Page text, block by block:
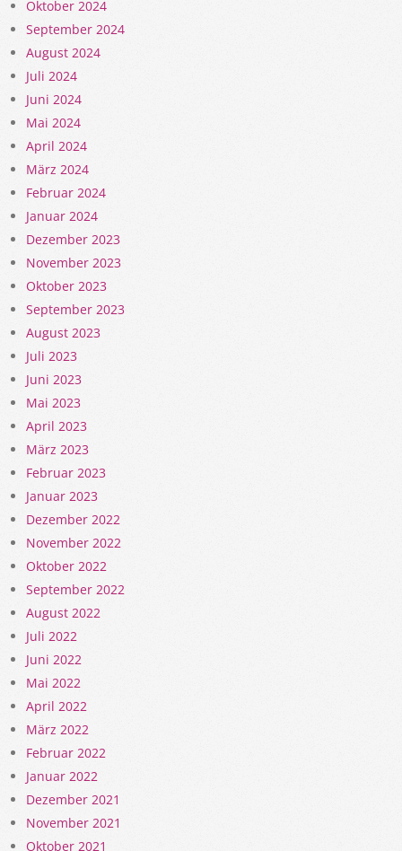
Oktober 2024
September 2024
August 2024
Juli 2024
Juni 2024
Mai 2024
April 2024
März 2024
Februar 2024
Januar 2024
Dezember 2023
November 2023
Oktober 2023
September 2023
August 2023
Juli 2023
Juni 2023
Mai 2023
April 2023
März 2023
Februar 2023
Januar 2023
Dezember 2022
November 2022
Oktober 2022
September 2022
August 2022
Juli 2022
Juni 2022
Mai 2022
April 2022
März 2022
Februar 2022
Januar 2022
Dezember 2021
November 2021
Oktober 2021